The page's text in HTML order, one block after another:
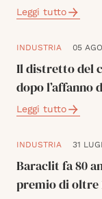
Leggi tutto
INDUSTRIA 05
Il distretto del
dopo l’affanno
Leggi tutto
INDUSTRIA 31
Baraclit fa 80
premio di oltre